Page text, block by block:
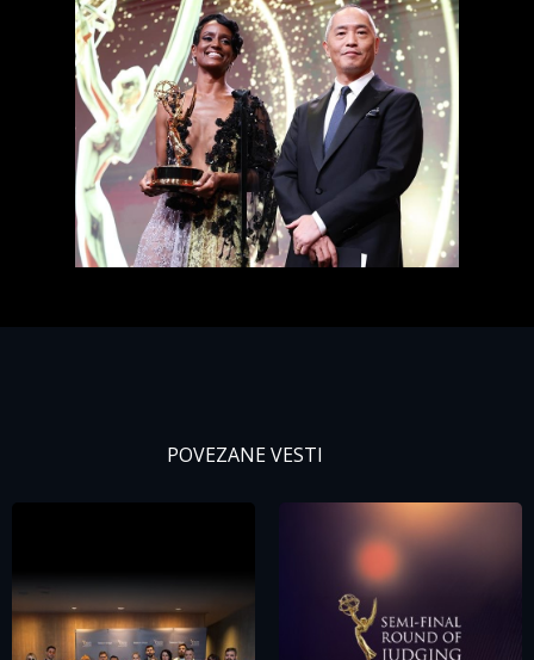
Prijavite se
Zaboravili ste lozinku?
Resetuj šifru
POVEZANE VESTI